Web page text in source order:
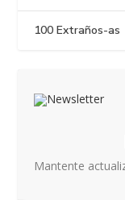
100 Extraños-as
Mantente